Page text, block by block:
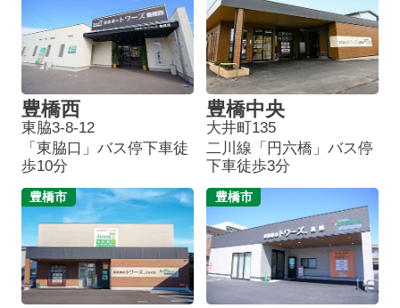
豊橋西
東脇3-8-12
「東脇口」バス停下車徒
歩10分
豊橋中央
大井町135
二川線「円六橋」バス停
下車徒歩3分
豊橋市 豊橋市